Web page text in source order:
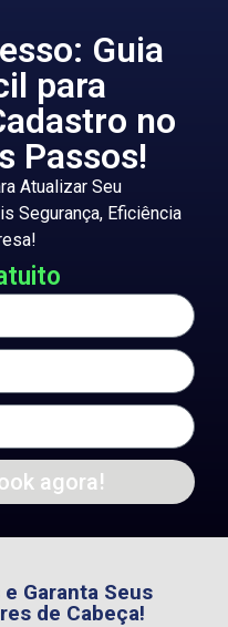
Guia
para
no
Passos!
Atualizar Seu
Segurança, Eficiência
agora!
Garanta Seus
de Cabeça!